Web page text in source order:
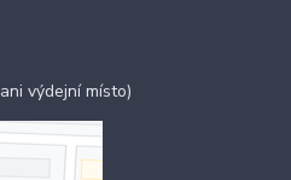
výdejní místo)